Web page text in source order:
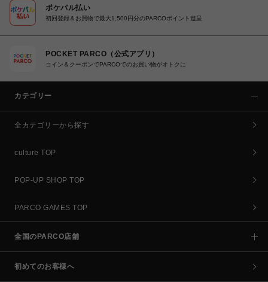
ポケパル払い
初回登録＆お買物で最大1,500円分のPARCOポイント進呈
POCKET PARCO（公式アプリ）
コイン＆クーポンでPARCOでのお買い物がオトクに
カテゴリー
全カテゴリーから探す
culture TOP
POP-UP SHOP TOP
PARCO GAMES TOP
全国のPARCO店舗
初めてのお客様へ